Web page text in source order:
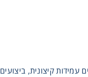
קיצונית, ביצועים